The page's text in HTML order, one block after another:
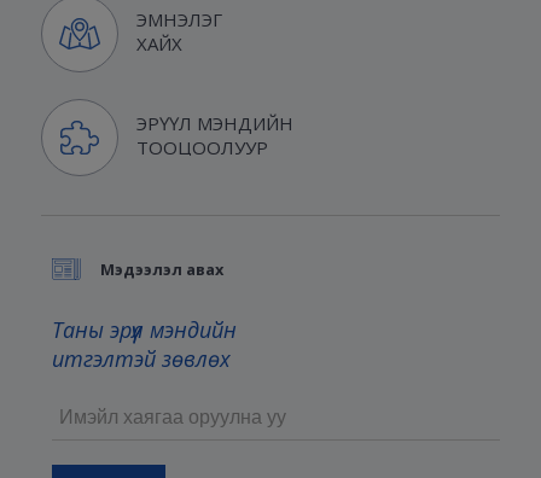
ЭМНЭЛЭГ
ХАЙХ
ЭРҮҮЛ МЭНДИЙН
ТООЦООЛУУР
Мэдээлэл авах
Таны эрүүл мэндийн
итгэлтэй зөвлөх